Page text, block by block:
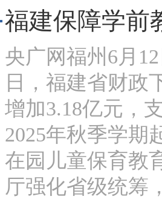
福建保障学前
央广网福州6月
日，福建省财政
增加3.18亿元，
2025年秋季学期
在园儿童保育教
厅强化省级统筹